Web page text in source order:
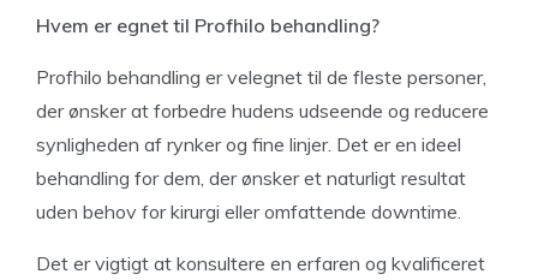
Hvem er egnet til Profhilo behandling?
Profhilo behandling er velegnet til de fleste personer,
der ønsker at forbedre hudens udseende og reducere
synligheden af rynker og fine linjer. Det er en ideel
behandling for dem, der ønsker et naturligt resultat
uden behov for kirurgi eller omfattende downtime.
Det er vigtigt at konsultere en erfaren og kvalificeret